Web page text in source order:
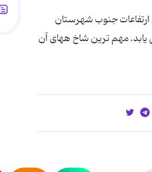
جنوب شهرستان
مهم ترین شاخ ههای آن